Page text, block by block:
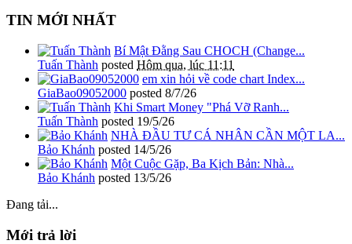
TIN MỚI NHẤT
Bí Mật Đằng Sau CHOCH (Change...
Tuấn Thành posted Hôm qua, lúc 11:11
em xin hỏi về code chart Index...
GiaBao09052000 posted 8/7/26
Khi Smart Money "Phá Vỡ Ranh...
Tuấn Thành posted 19/5/26
NHÀ ĐẦU TƯ CÁ NHÂN CẦN MỘT LA...
Bảo Khánh posted 14/5/26
Một Cuộc Gặp, Ba Kịch Bản: Nhà...
Bảo Khánh posted 13/5/26
Đang tải...
Mới trả lời